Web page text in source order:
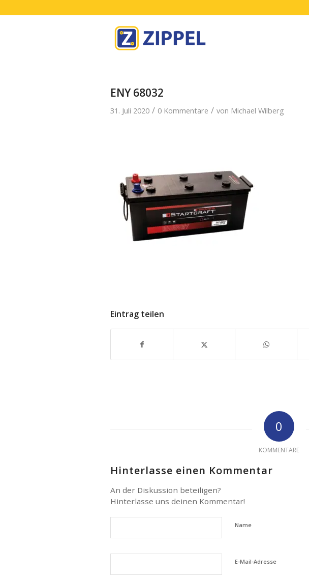
ENY 68032
31. Juli 2020 / 0 Kommentare / von Michael Wilberg
Eintrag teilen
0
KOMMENTARE
Hinterlasse einen Kommentar
An der Diskussion beteiligen?
Hinterlasse uns deinen Kommentar!
Name
E-Mail-Adresse